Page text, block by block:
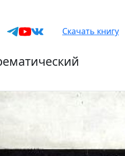
Скачать книгу